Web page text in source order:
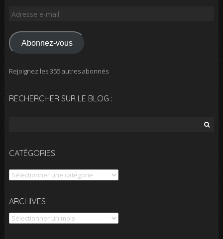
Adresse
mail
Abonnez-vous
Rejoignez les 355 autres abonnés
RECHERCHER SUR LE BLOG :
CATÉGORIES
Catégories
ARCHIVES
Archives